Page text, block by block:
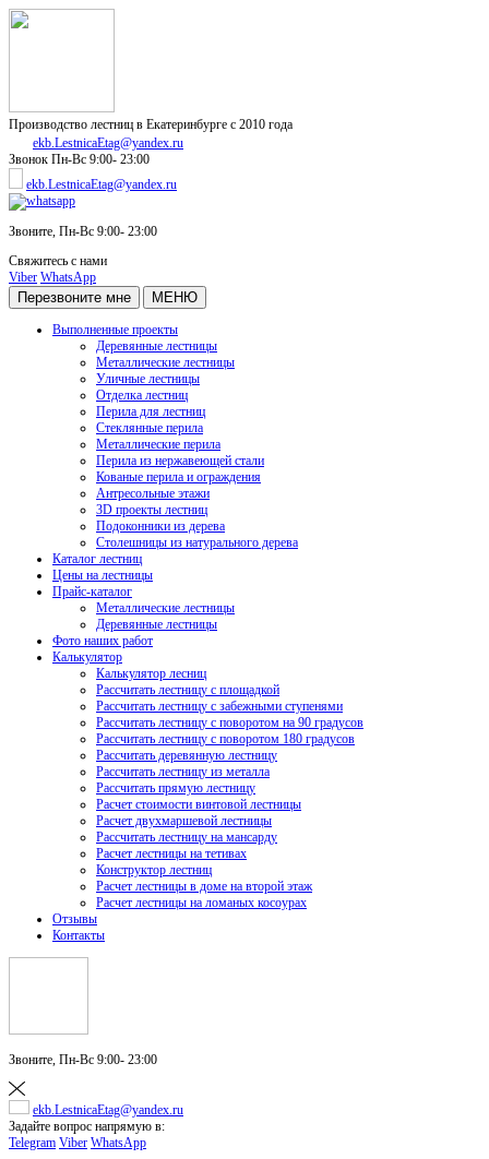
Производство лестниц в Екатеринбурге с 2010 года
ekb.LestnicaEtag@yandex.ru
Звонок Пн-Вс 9:00- 23:00
ekb.LestnicaEtag@yandex.ru
Звоните, Пн-Вс 9:00- 23:00
Свяжитесь с нами
Viber WhatsApp
Перезвоните мне МЕНЮ
Выполненные проекты
Деревянные лестницы
Металлические лестницы
Уличные лестницы
Отделка лестниц
Перила для лестниц
Стеклянные перила
Металлические перила
Перила из нержавеющей стали
Кованые перила и ограждения
Антресольные этажи
3D проекты лестниц
Подоконники из дерева
Столешницы из натурального дерева
Каталог лестниц
Цены на лестницы
Прайс-каталог
Металлические лестницы
Деревянные лестницы
Фото наших работ
Калькулятор
Калькулятор лесниц
Рассчитать лестницу с площадкой
Рассчитать лестницу с забежными ступенями
Рассчитать лестницу с поворотом на 90 градусов
Рассчитать лестницу с поворотом 180 градусов
Рассчитать деревянную лестницу
Рассчитать лестницу из металла
Рассчитать прямую лестницу
Расчет стоимости винтовой лестницы
Расчет двухмаршевой лестницы
Рассчитать лестницу на мансарду
Расчет лестницы на тетивах
Конструктор лестниц
Расчет лестницы в доме на второй этаж
Расчет лестницы на ломаных косоурах
Отзывы
Контакты
Звоните, Пн-Вс 9:00- 23:00
ekb.LestnicaEtag@yandex.ru
Задайте вопрос напрямую в:
Telegram Viber WhatsApp